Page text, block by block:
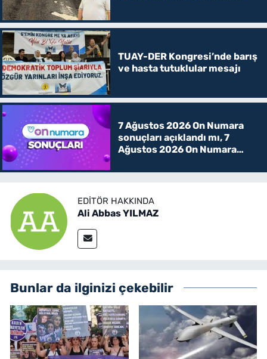
TUAY-DER Kongresi’nde barış
ve hasta tutuklular mesajı
7 Ağustos 2026 On Numara
sonuçları açıklandı mı, 7
Ağustos 2026 On Numara
EDITÖR HAKKINDA
Ali Abbas YILMAZ
Bunlar da ilginizi çekebilir